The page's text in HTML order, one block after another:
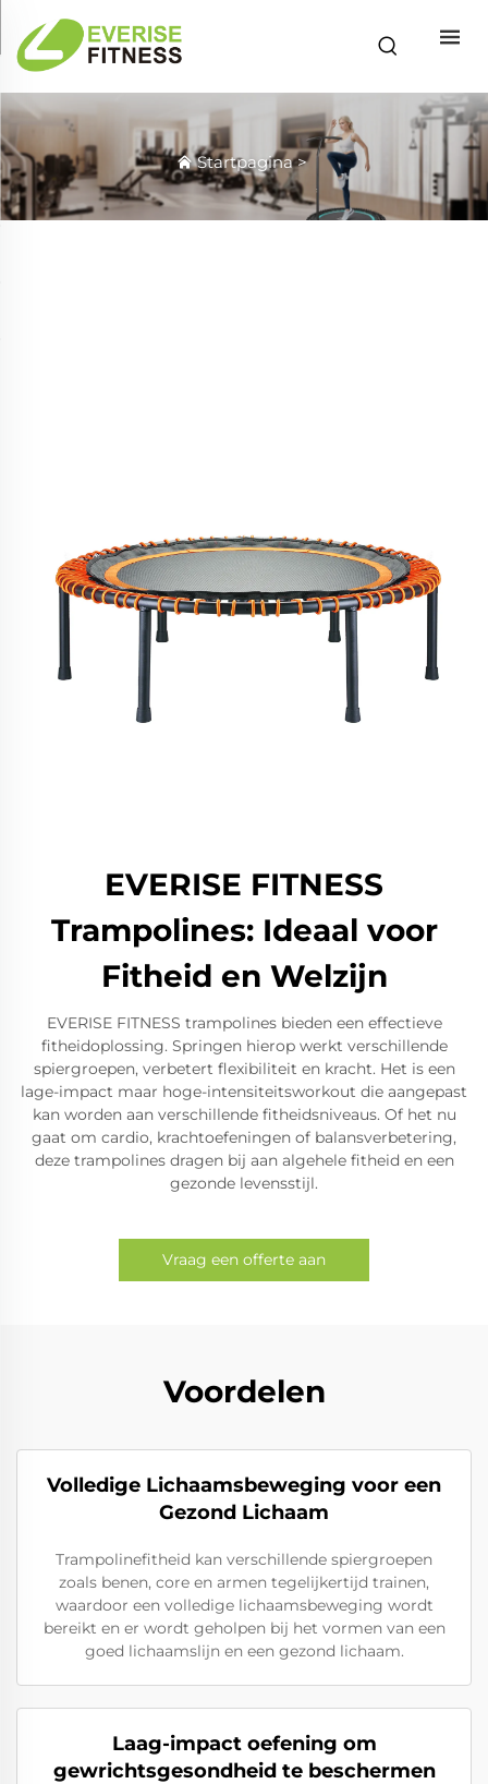
Startpagina>
EVERISE FITNESS
Trampolines: Ideaal voor
Fitheid en Welzijn
EVERISE FITNESS trampolines bieden een effectieve
fitheidoplossing. Springen hierop werkt verschillende
spiergroepen, verbetert flexibiliteit en kracht. Het is een
lage-impact maar hoge-intensiteitsworkout die aangepast
kan worden aan verschillende fitheidsniveaus. Of het nu
gaat om cardio, krachtoefeningen of balansverbetering,
deze trampolines dragen bij aan algehele fitheid en een
gezonde levensstijl.
Vraag een offerte aan
Voordelen
Volledige Lichaamsbeweging voor een
Gezond Lichaam
Trampolinefitheid kan verschillende spiergroepen
zoals benen, core en armen tegelijkertijd trainen,
waardoor een volledige lichaamsbeweging wordt
bereikt en er wordt geholpen bij het vormen van een
goed lichaamslijn en een gezond lichaam.
Laag-impact oefening om
gewrichtsgesondheid te beschermen